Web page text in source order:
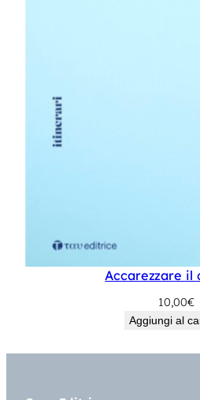
Accarezzare il
10,00€
Aggiungi al